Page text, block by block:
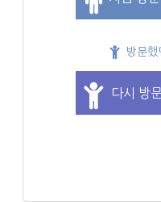
방문했
다시 방